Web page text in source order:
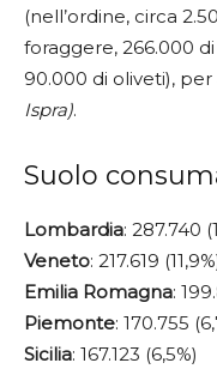
(nell’ordine, circa
foraggere, 266.000
90.000 di oliveti),
Ispra).
Suolo
Lombardia: 287.740
Veneto: 217.619
Emilia Romagna:
Piemonte: 170.755
Sicilia: 167.123 (6,5%)